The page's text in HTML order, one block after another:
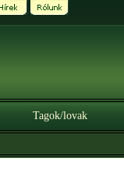
Tagok/lovak